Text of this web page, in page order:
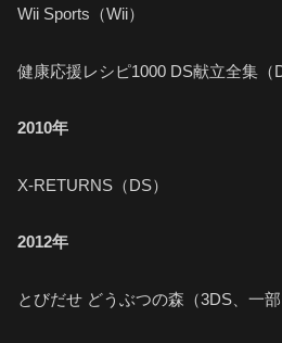
Wii Sports（Wii）
健康応援レシピ1000 DS献立全集（
2010年
X-RETURNS（DS）
2012年
とびだせ どうぶつの森（3DS、一部